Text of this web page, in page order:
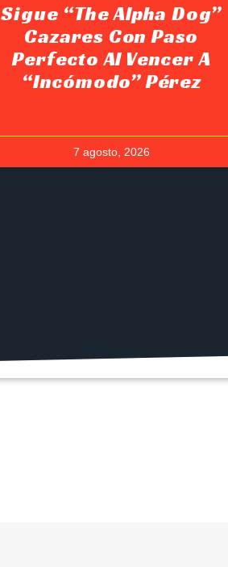
Sigue “The Alpha Dog”
Cazares Con Paso
Perfecto Al Vencer A
“Incómodo” Pérez
7 agosto, 2026